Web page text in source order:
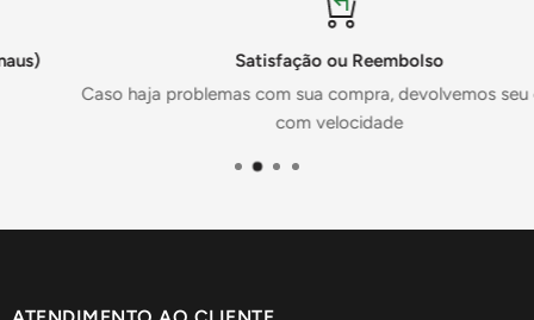
Satisfação ou Reembolso
Caso haja problemas com sua compra, devolvemos seu dinheiro
com velocidade